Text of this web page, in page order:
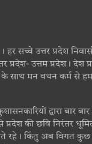
सच्चे उत्तर प्रदेश
प्रदेश- उत्तम प्रदेश। देश
साथ मन वचन कर्म से हम
द्वारा बार
प्रदेश की छवि निरंतर
रहे। किंतु अब विगत कुछ